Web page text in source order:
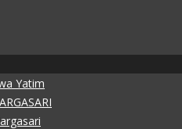
Yatim